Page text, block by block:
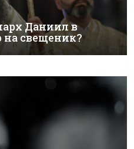
Даниил в
на свещеник?